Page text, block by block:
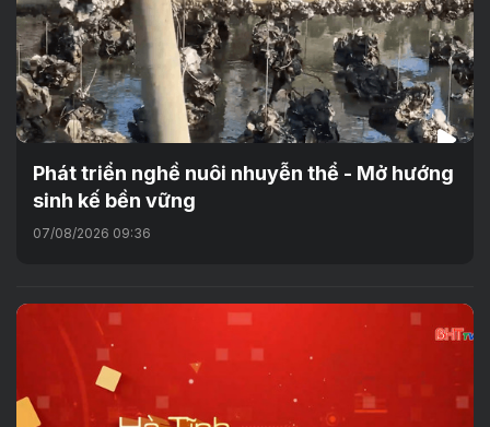
Phát triển nghề nuôi nhuyễn thể - Mở hướng
sinh kế bền vững
07/08/2026 09:36